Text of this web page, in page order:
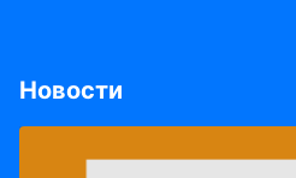
Новости